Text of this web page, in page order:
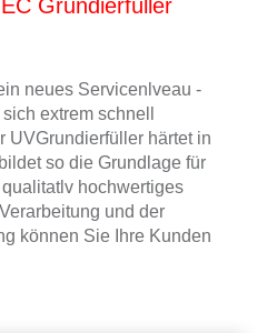
Grundierfüller
neues Servicenlveau -
extrem schnell
UV­Grundierfüller härtet in
so die Grundlage für
hochwertiges
und der
können Sie Ihre Kunden